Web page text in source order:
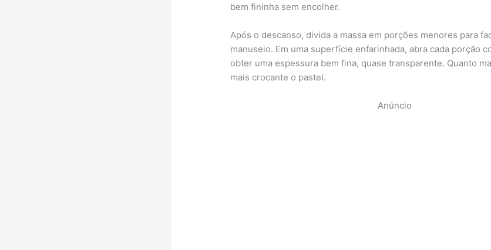
bem fininha sem encolher.
Após o descanso, divida a massa em porções menores para
manuseio. Em uma superfície enfarinhada, abra cada porção
obter uma espessura bem fina, quase transparente. Quanto
mais crocante o pastel.
Anúncio